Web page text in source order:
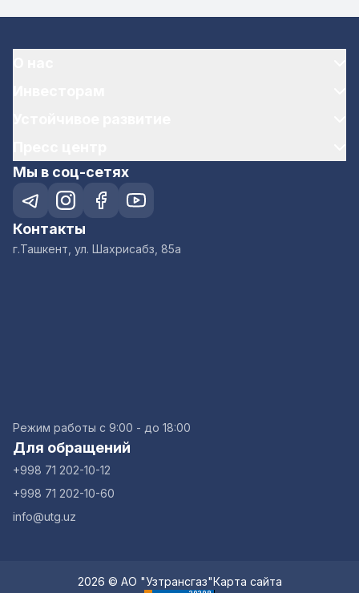
Мы в соц-сетях
Контакты
г.Ташкент, ул. Шахрисабз, 85а
Режим работы с 9:00 - до 18:00
Для обращений
+998 71 202-10-12
+998 71 202-10-60
info@utg.uz
2026 © АО "Узтрансгаз"Карта сайта